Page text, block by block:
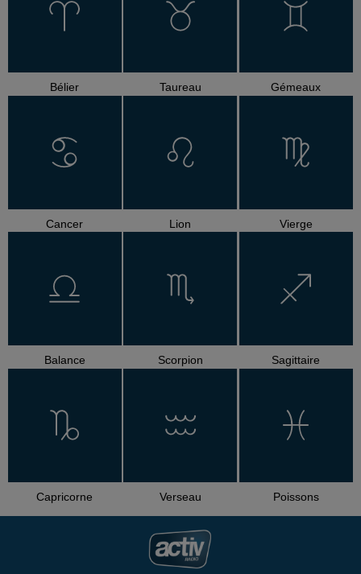
Bélier Taureau Gémeaux
Cancer Lion Vierge
Balance Scorpion Sagittaire
Capricorne Verseau Poissons